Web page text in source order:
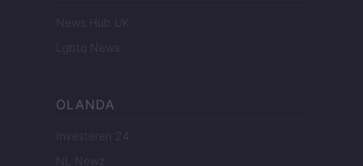
News Hub UK
Lgbtq News
OLANDA
Investeren 24
NL Newz